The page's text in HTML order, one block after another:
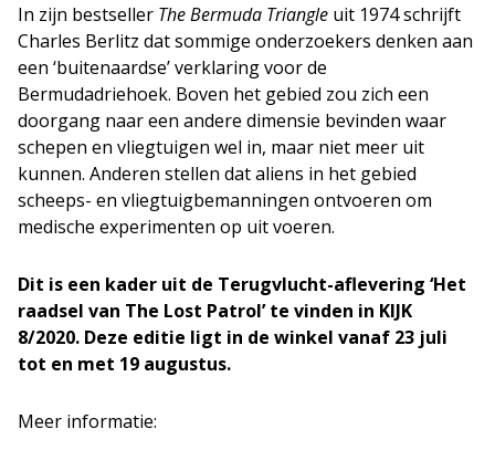
In zijn bestseller The Bermuda Triangle uit 1974 schrijft
Charles Berlitz dat sommige onderzoekers denken aan
een ‘buitenaardse’ verklaring voor de
Bermudadriehoek. Boven het gebied zou zich een
doorgang naar een andere dimensie bevinden waar
schepen en vliegtuigen wel in, maar niet meer uit
kunnen. Anderen stellen dat aliens in het gebied
scheeps- en vliegtuigbemanningen ontvoeren om
medische experimenten op uit voeren.
Dit is een kader uit de Terugvlucht-aflevering ‘Het
raadsel van The Lost Patrol’ te vinden in KIJK
8/2020. Deze editie ligt in de winkel vanaf 23 juli
tot en met 19 augustus.
Meer informatie: